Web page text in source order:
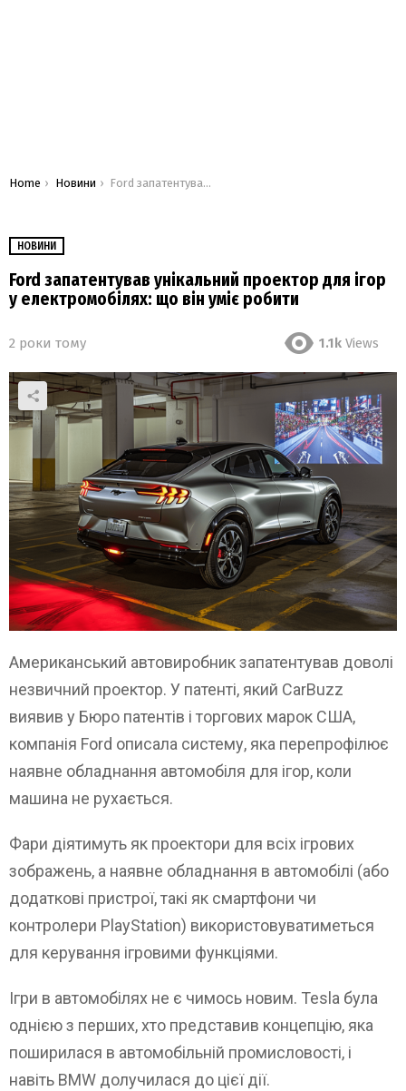
You are here:
Home Новини Ford запатентував унікальний проектор для ігор у електромобілях: що він уміє робити
НОВИНИ
Ford запатентував унікальний проектор для ігор
у електромобілях: що він уміє робити
2 роки тому 1.1k Views
Американський автовиробник запатентував доволі
незвичний проектор. У патенті, який CarBuzz
виявив у Бюро патентів і торгових марок США,
компанія Ford описала систему, яка перепрофілює
наявне обладнання автомобіля для ігор, коли
машина не рухається.
Фари діятимуть як проектори для всіх ігрових
зображень, а наявне обладнання в автомобілі (або
додаткові пристрої, такі як смартфони чи
контролери PlayStation) використовуватиметься
для керування ігровими функціями.
Ігри в автомобілях не є чимось новим. Tesla була
однією з перших, хто представив концепцію, яка
поширилася в автомобільній промисловості, і
навіть BMW долучилася до цієї дії.